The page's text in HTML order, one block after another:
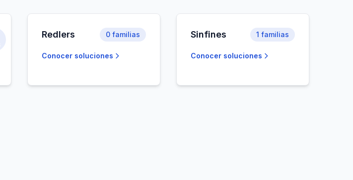
Redlers 0 familias
Conocer soluciones
Sinfines 1 familias
Conocer soluciones